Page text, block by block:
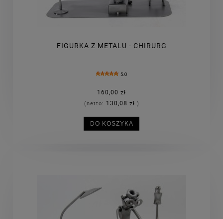
FIGURKA Z METALU - CHIRURG
5.0
160,00 zł
(netto: 130,08 zł )
DO KOSZYKA